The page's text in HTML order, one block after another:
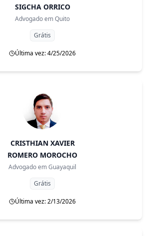
SIGCHA ORRICO
Advogado emQuito
Grátis
Última vez: 4/25/2026
CRISTHIAN XAVIER
ROMERO MOROCHO
Advogado emGuayaquil
Grátis
Última vez: 2/13/2026